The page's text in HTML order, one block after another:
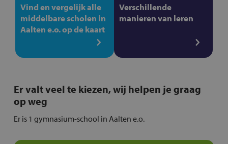
Vind en vergelijk alle
middelbare scholen in
Aalten e.o. op de kaart
Verschillende
manieren van leren
Er valt veel te kiezen, wij helpen je graag
op weg
Er is 1 gymnasium-school in Aalten e.o.